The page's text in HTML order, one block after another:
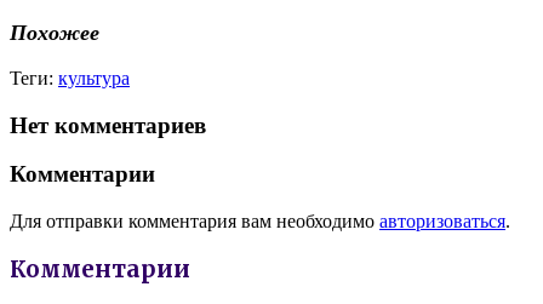
Похожее
Теги: культура
Нет комментариев
Комментарии
Для отправки комментария вам необходимо авторизоваться.
Комментарии